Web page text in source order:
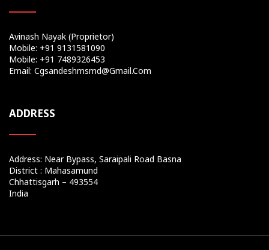
Avinash Nayak (Proprietor)
Mobile: +91 9131581090
Mobile: +91 7489326453
Email: Cgsandeshmsmd@gmail.com
ADDRESS
Address: Near Bypass, Saraipali Road Basna
District : Mahasamund
Chhattisgarh – 493554
India